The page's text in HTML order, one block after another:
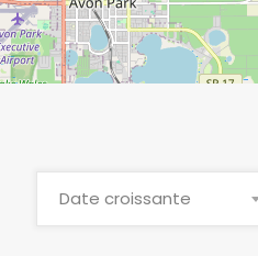
Date croissante